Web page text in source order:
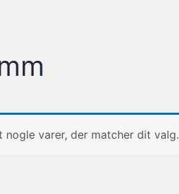
nogle varer, der matcher dit valg.